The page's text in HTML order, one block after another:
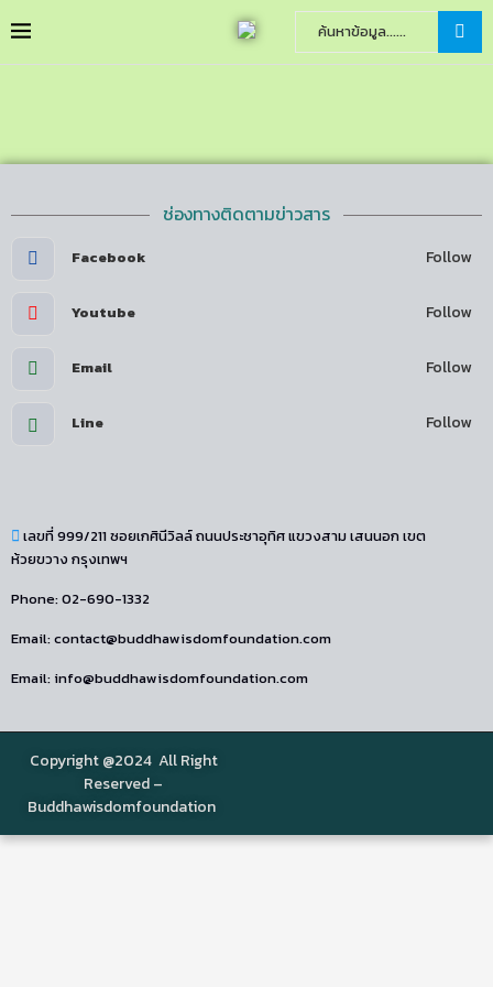
ช่องทางติดตามข่าวสาร
Facebook Follow
Youtube Follow
Email Follow
Line Follow
เลขที่ 999/211 ซอยเกศินีวิลล์ ถนนประชาอุทิศ แขวงสาม เสนนอก เขต
ห้วยขวาง กรุงเทพฯ
Phone: 02-690-1332
Email: contact@buddhawisdomfoundation.com
Email: info@buddhawisdomfoundation.com
Copyright @2024 All Right
Reserved –
Buddhawisdomfoundation